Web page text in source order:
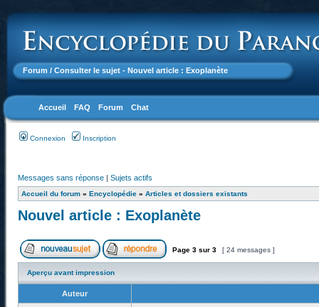
Forum / Consulter le sujet - Nouvel article : Exoplanète
Accueil FAQ Forum Chat
Connexion Inscription
Messages sans réponse | Sujets actifs
Accueil du forum » Encyclopédie » Articles et dossiers existants
Nouvel article : Exoplanète
Page 3 sur 3 [ 24 messages ]
Aperçu avant impression
Auteur